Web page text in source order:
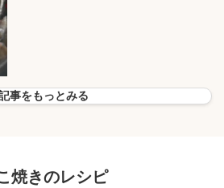
事をもっとみる
焼きのレシピ